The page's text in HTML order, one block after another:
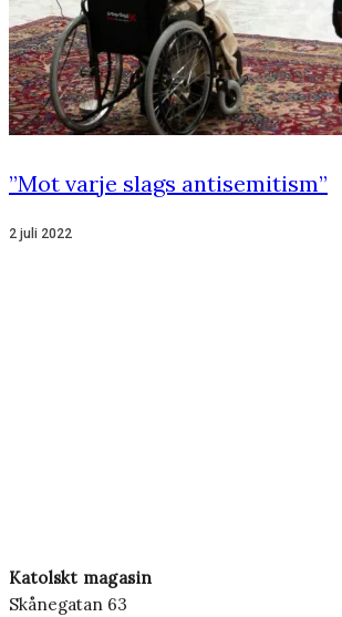
”Mot varje slags antisemitism”
2 juli 2022
Katolskt magasin
Skånegatan 63